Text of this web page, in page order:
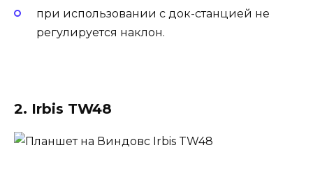
при использовании с док-станцией не
регулируется наклон.
2. Irbis TW48